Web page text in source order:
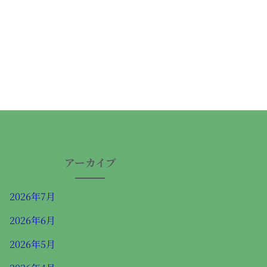
アーカイブ
2026年7月
2026年6月
2026年5月